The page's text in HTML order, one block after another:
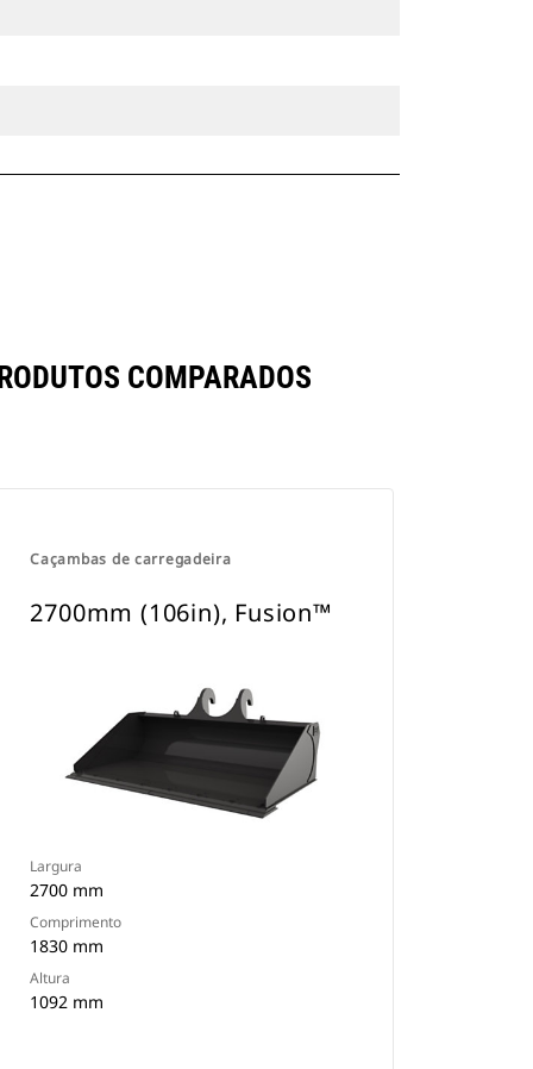
COMPARADOS
Caçambas de carregadeira
2700mm (106in), Fusion™
Largura
2700 mm
Comprimento
1830 mm
Altura
1092 mm